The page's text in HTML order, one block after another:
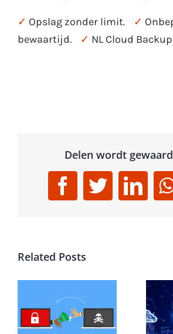
✓ Opslag zonder limit. ✓
bewaartijd.
✓ NL Cloud
Delen wordt
Facebook
Twitter
Related Posts